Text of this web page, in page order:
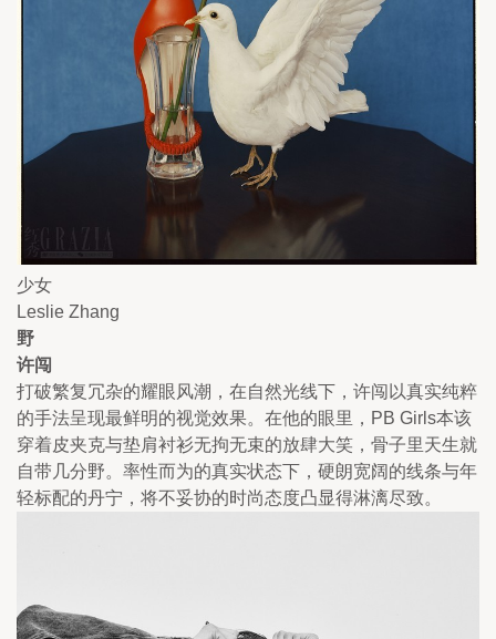
少女
Leslie Zhang
野
许闯
打破繁复冗杂的耀眼风潮，在自然光线下，许闯以真实纯粹
的手法呈现最鲜明的视觉效果。在他的眼里，PB Girls本该
穿着皮夹克与垫肩衬衫无拘无束的放肆大笑，骨子里天生就
自带几分野。率性而为的真实状态下，硬朗宽阔的线条与年
轻标配的丹宁，将不妥协的时尚态度凸显得淋漓尽致。